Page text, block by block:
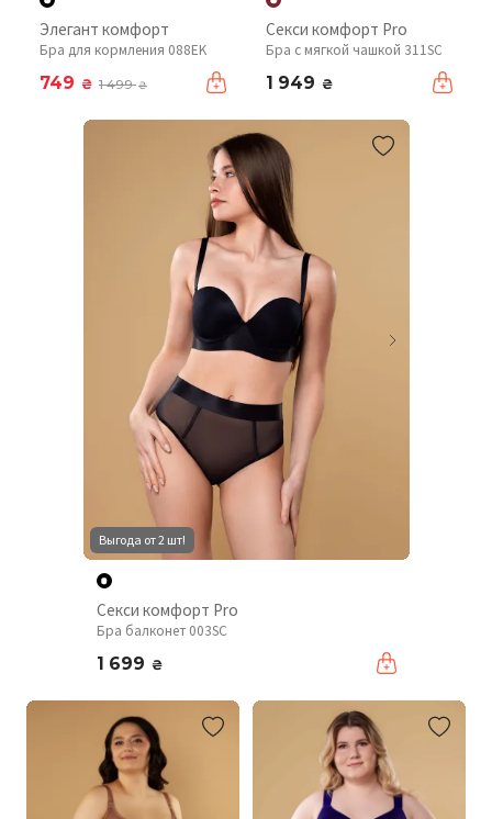
Элегант комфорт
Бра для кормления 088EK
749 ₴ 1 499₴
Секси комфорт Pro
Бра с мягкой чашкой 311SC
1 949 ₴
Выгода от 2 шт!
Секси комфорт Pro
Бра балконет 003SC
1 699 ₴